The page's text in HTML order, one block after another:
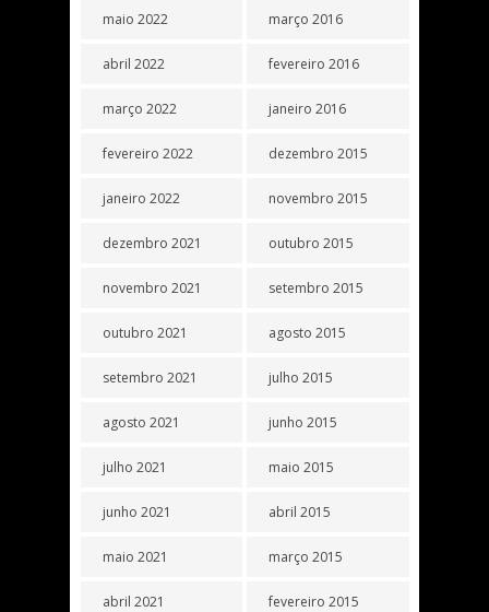
maio 2022
abril 2022
março 2022
fevereiro 2022
janeiro 2022
dezembro 2021
novembro 2021
outubro 2021
setembro 2021
agosto 2021
julho 2021
junho 2021
maio 2021
abril 2021
março 2016
fevereiro 2016
janeiro 2016
dezembro 2015
novembro 2015
outubro 2015
setembro 2015
agosto 2015
julho 2015
junho 2015
maio 2015
abril 2015
março 2015
fevereiro 2015